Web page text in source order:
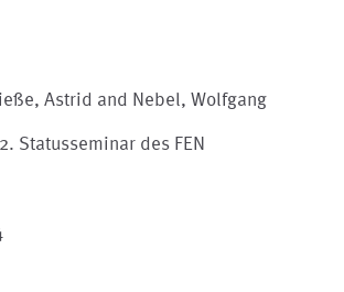
Astrid and Nebel, Wolfgang
Statusseminar des FEN